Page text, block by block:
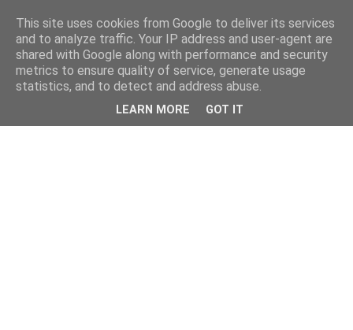
This site uses cookies from Google to deliver its services
and to analyze traffic. Your IP address and user-agent are
shared with Google along with performance and security
metrics to ensure quality of service, generate usage
statistics, and to detect and address abuse.
LEARN MORE GOT IT